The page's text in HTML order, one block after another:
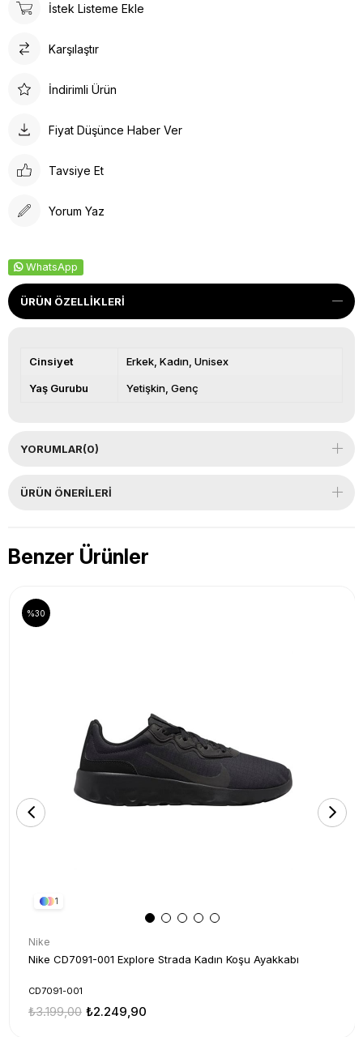
İstek Listeme Ekle
Karşılaştır
İndirimli Ürün
Fiyat Düşünce Haber Ver
Tavsiye Et
Yorum Yaz
WhatsApp
ÜRÜN ÖZELLIKLERI
Cinsiyet Erkek Kadın Unisex
Yaş Gurubu Yetişkin Genç
YORUMLAR(0)
ÜRÜN ÖNERILERI
Benzer Ürünler
1
Nike
Nike CD7091-001 Explore Strada Kadın Koşu Ayakkabı
CD7091-001
₺2.249,90
₺3.199,00
%30